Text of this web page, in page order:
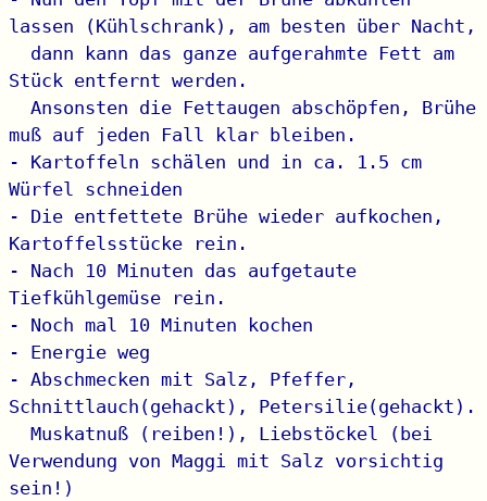
lassen (Kühlschrank), am besten über Nacht,
Stück entfernt werden.
muß auf jeden Fall klar bleiben.
- Kartoffeln schälen und in ca. 1.5 cm
Würfel schneiden
- Die entfettete Brühe wieder aufkochen,
Kartoffelsstücke rein.
- Nach 10 Minuten das aufgetaute
Tiefkühlgemüse rein.
- Noch mal 10 Minuten kochen
- Energie weg
- Abschmecken mit Salz, Pfeffer,
Schnittlauch(gehackt), Petersilie(gehackt).
Verwendung von Maggi mit Salz vorsichtig
sein!)